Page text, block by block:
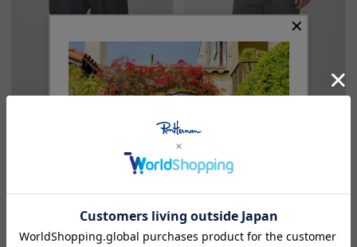
ト デニムパンツ
RHC
¥28,600